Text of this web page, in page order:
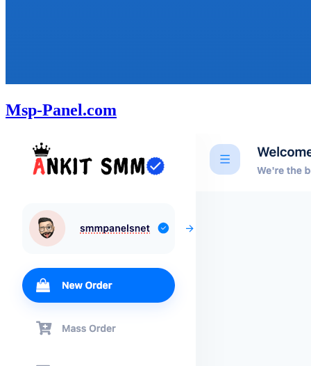
Msp-Panel.com